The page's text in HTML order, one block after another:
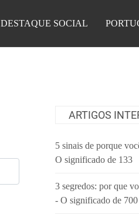
DESTAQUE SOCIAL
ARTIGOS
5 sinais de porque
O significado de 133
3 segredos: por que
- O significado de 700